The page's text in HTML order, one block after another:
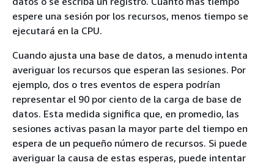
espere una sesión por los recursos, menos tiempo se
ejecutará en la CPU.
Cuando ajusta una base de datos, a menudo intenta
averiguar los recursos que esperan las sesiones. Por
ejemplo, dos o tres eventos de espera podrían
representar el 90 por ciento de la carga de base de
datos. Esta medida significa que, en promedio, las
sesiones activas pasan la mayor parte del tiempo en
espera de un pequeño número de recursos. Si puede
averiguar la causa de estas esperas, puede intentar